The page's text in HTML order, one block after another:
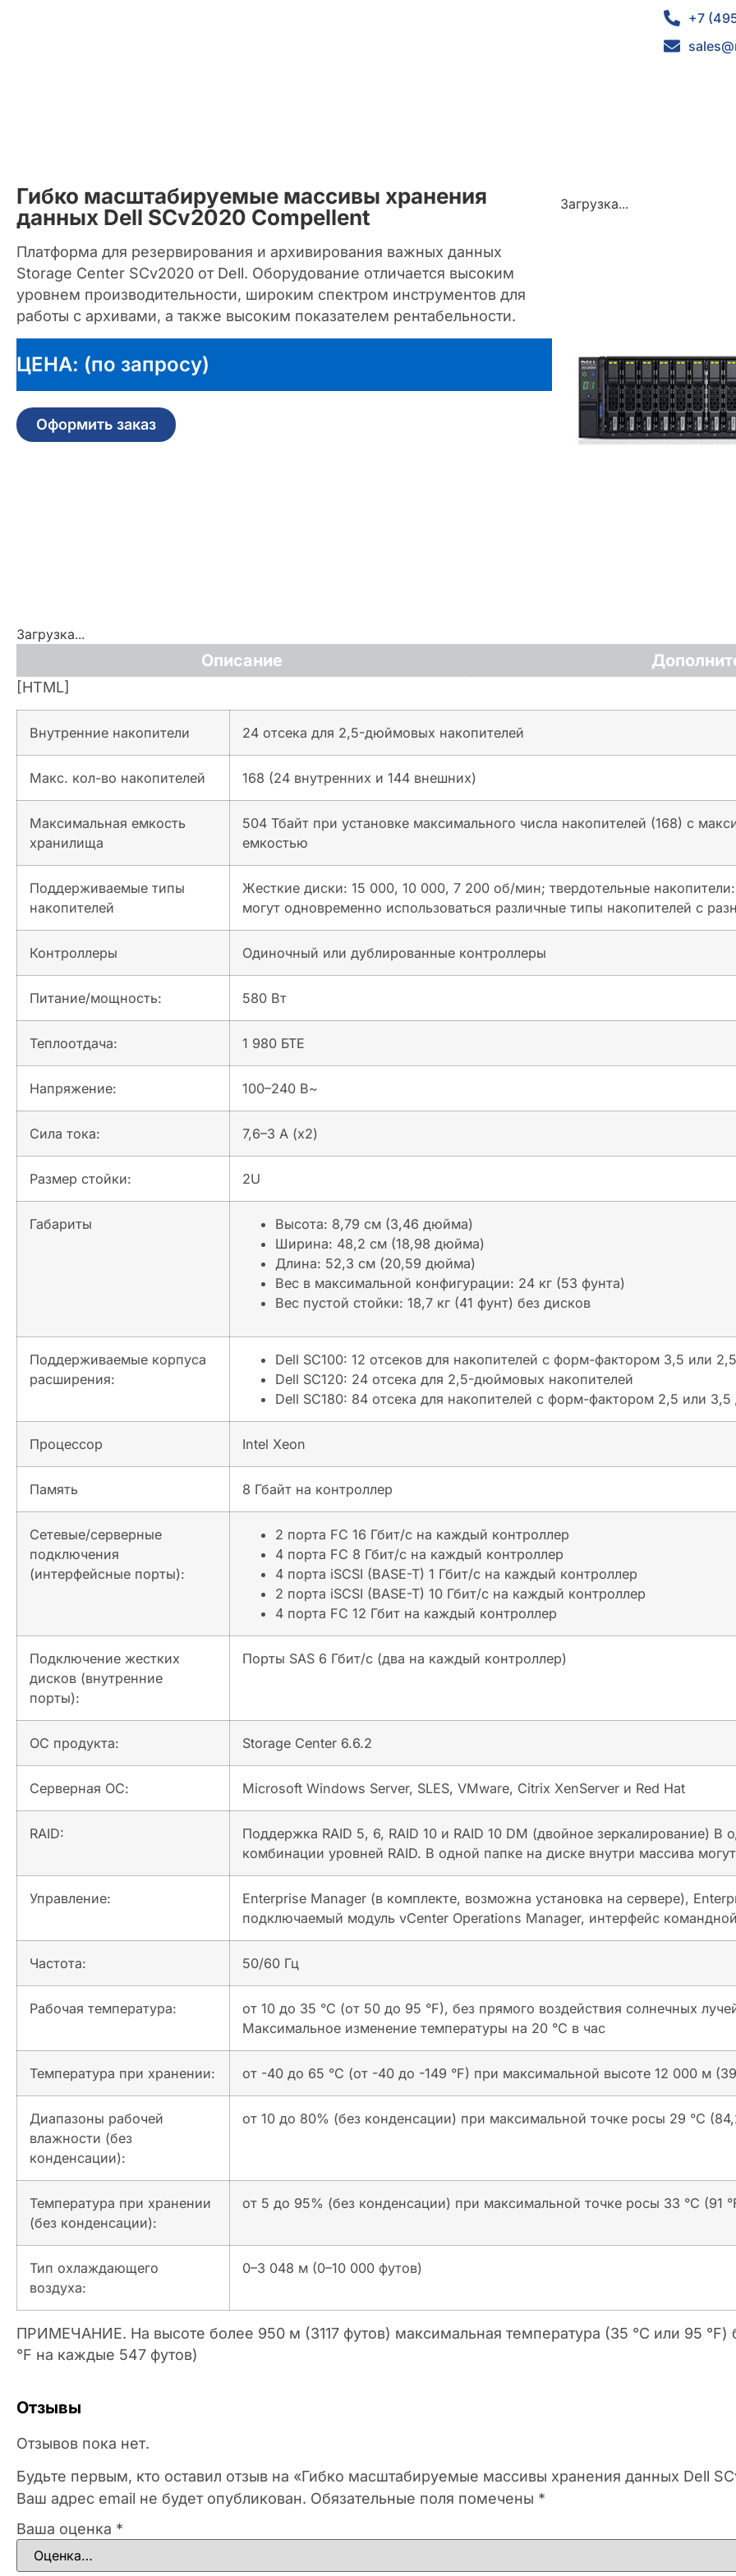
+7
Гибко масштабируемые массивы хранения
данных Dell SCv2020 Compellent
Платформа для резервирования и архивирования важных данных
Storage Center SCv2020 от Dell. Оборудование отличается высоким
уровнем производительности, широким спектром инструментов для
работы с архивами, а также высоким показателем рентабельности.
ЦЕНА: (по запросу)
Оформить заказ
Загрузка...
Загрузка...
Описание
[HTML]
Внутренние накопители 24 отсека для 2,5-дюймовых накопителей
Макс. кол-во накопителей 168 (24 внутренних и 144 внешних)
Максимальная емкость
хранилища
504 Тбайт при установке максимального числа накопителей (168) с
емкостью
Поддерживаемые типы
накопителей
Жесткие диски: 15 000, 10 000, 7 200 об/мин; твердотельные
могут одновременно использоваться различные типы накопителей с
Контроллеры Одиночный или дублированные контроллеры
Питание/мощность: 580 Вт
Теплоотдача: 1 980 БТЕ
Напряжение: 100–240 В~
Сила тока: 7,6–3 А (x2)
Размер стойки: 2U
Габариты
Высота: 8,79 см (3,46 дюйма)
Ширина: 48,2 см (18,98 дюйма)
Длина: 52,3 см (20,59 дюйма)
Вес в максимальной конфигурации: 24 кг (53 фунта)
Вес пустой стойки: 18,7 кг (41 фунт) без дисков
Поддерживаемые корпуса
расширения:
Dell SC100: 12 отсеков для накопителей с форм-фактором 3,5 или
Dell SC120: 24 отсека для 2,5-дюймовых накопителей
Dell SC180: 84 отсека для накопителей с форм-фактором 2,5 или
Процессор Intel Xeon
Память 8 Гбайт на контроллер
Сетевые/серверные
подключения
(интерфейсные порты):
2 порта FC 16 Гбит/с на каждый контроллер
4 порта FC 8 Гбит/с на каждый контроллер
4 порта iSCSI (BASE-T) 1 Гбит/с на каждый контроллер
2 порта iSCSI (BASE-T) 10 Гбит/с на каждый контроллер
4 порта FC 12 Гбит на каждый контроллер
Подключение жестких
дисков (внутренние
порты):
Порты SAS 6 Гбит/с (два на каждый контроллер)
ОС продукта: Storage Center 6.6.2
Серверная ОС: Microsoft Windows Server, SLES, VMware, Citrix XenServer и Red Hat
RAID:
Поддержка RAID 5, 6, RAID 10 и RAID 10 DM (двойное зеркалирование)
комбинации уровней RAID. В одной папке на диске внутри массива
Управление:
Enterprise Manager (в комплекте, возможна установка на сервере),
подключаемый модуль vCenter Operations Manager, интерфейс
Частота: 50/60 Гц
Рабочая температура:
от 10 до 35 °C (от 50 до 95 °F), без прямого воздействия солнечных
Максимальное изменение температуры на 20 °C в час
Температура при хранении: от -40 до 65 °C (от -40 до -149 °F) при максимальной высоте 12 000 м
Диапазоны рабочей
влажности (без
конденсации):
от 10 до 80% (без конденсации) при максимальной точке росы 29 °C
Температура при хранении
(без конденсации):
от 5 до 95% (без конденсации) при максимальной точке росы 33 °C (91
Тип охлаждающего
воздуха:
0–3 048 м (0–10 000 футов)
ПРИМЕЧАНИЕ. На высоте более 950 м (3117 футов) максимальная температура (35 °C или 95 °F)
°F на каждые 547 футов)
Отзывы
Отзывов пока нет.
Будьте первым, кто оставил отзыв на «Гибко масштабируемые массивы хранения данных Dell
Ваш адрес email не будет опубликован. Обязательные поля помечены *
Ваша оценка *